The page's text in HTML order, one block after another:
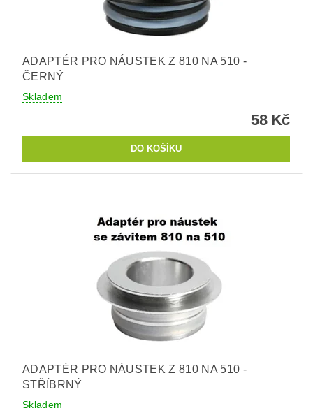
ADAPTÉR PRO NÁUSTEK Z 810 NA 510 -
ČERNÝ
Skladem
58 Kč
ADAPTÉR PRO NÁUSTEK Z 810 NA 510 -
STŘÍBRNÝ
Skladem